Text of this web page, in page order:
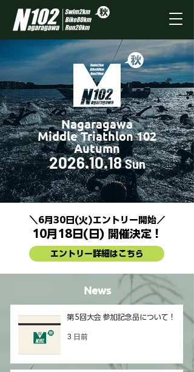
Nagaragawa
Middle Triathlon 102
Autumn
2026.10.18 Sun
＼6月30日(火)エントリー開始／
10月18日(日) 開催決定！
エントリー詳細はこちら
News
第5回大会 参加記念品について！
3 日前